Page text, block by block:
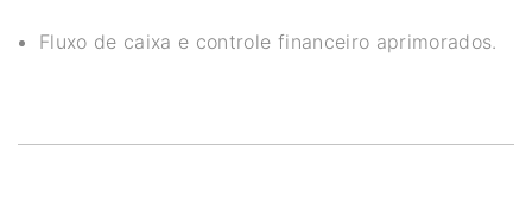
Fluxo de caixa e controle financeiro aprimorados.